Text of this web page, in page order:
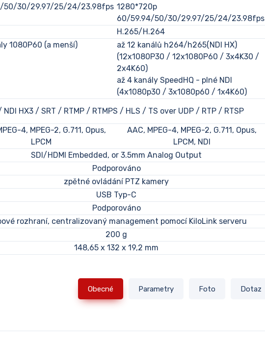
50/30/29.97/25/24/23.98fps 1280*720p
60/59.94/50/30/29.97/25/24/23.98fps
H.265/H.264
1080P60 (a menší)
až 12 kanálů h264/h265(NDI HX)
(12x1080P30 / 12x1080P60 / 3x4K30 /
2x4K60)
až 4 kanály SpeedHQ - plné NDI
(4x1080p30 / 3x1080p60 / 1x4K60)
NDI HX3 / SRT / RTMP / RTMPS / HLS / TS over UDP / RTP / RTSP
4, MPEG-2, G.711, Opus,
LPCM
AAC, MPEG-4, MPEG-2, G.711, Opus,
LPCM, NDI
SDI/HDMI Embedded, or 3.5mm Analog Output
Podporováno
zpětné ovládání PTZ kamery
USB Typ-C
Podporováno
rozhraní, centralizovaný management pomocí KiloLink serveru
200 g
148,65 x 132 x 19,2 mm
Obecné Parametry Foto Dotaz